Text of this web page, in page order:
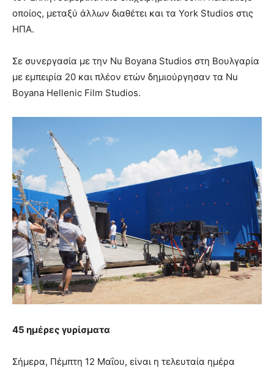
οποίος, μεταξύ άλλων διαθέτει και τα York Studios στις
ΗΠΑ.
Σε συνεργασία με την Nu Boyana Studios στη Βουλγαρία
με εμπειρία 20 και πλέον ετών δημιούργησαν τα Nu
Boyana Hellenic Film Studios.
45 ημέρες γυρίσματα
Σήμερα, Πέμπτη 12 Μαΐου, είναι η τελευταία ημέρα